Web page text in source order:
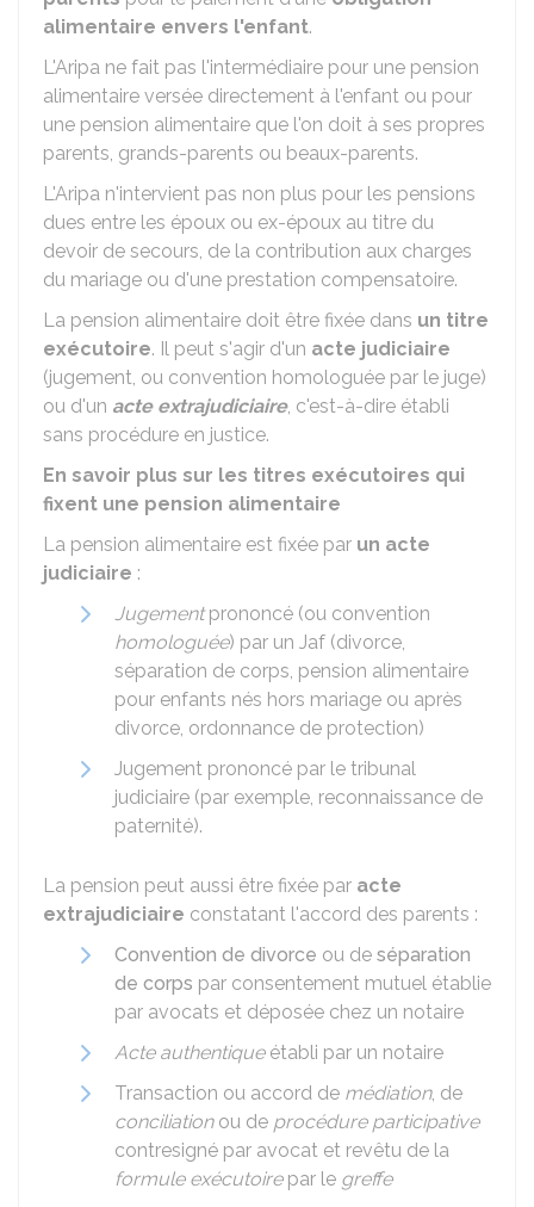
alimentaire envers l'enfant.
L'Aripa ne fait pas l'intermédiaire pour une pension
alimentaire versée directement à l'enfant ou pour
une pension alimentaire que l'on doit à ses propres
parents, grands-parents ou beaux-parents.
L'Aripa n'intervient pas non plus pour les pensions
dues entre les époux ou ex-époux au titre du
devoir de secours, de la contribution aux charges
du mariage ou d'une prestation compensatoire.
La pension alimentaire doit être fixée dans un titre
exécutoire. Il peut s'agir d'un acte judiciaire
(jugement, ou convention homologuée par le juge)
ou d'un acte extrajudiciaire, c'est-à-dire établi
sans procédure en justice.
En savoir plus sur les titres exécutoires qui
fixent une pension alimentaire
La pension alimentaire est fixée par un acte
judiciaire :
Jugementprononcé (ou convention
homologuée) par un Jaf (divorce,
séparation de corps, pension alimentaire
pour enfants nés hors mariage ou après
divorce, ordonnance de protection)
Jugement prononcé par le tribunal
judiciaire (par exemple, reconnaissance de
paternité).
La pension peut aussi être fixée par acte
extrajudiciaire constatant l'accord des parents :
Convention de divorce ou de séparation
de corps par consentement mutuel établie
par avocats et déposée chez un notaire
Acte authentiqueétabli par un notaire
Transaction ou accord de médiation, de
conciliationou de procédure participative
contresigné par avocat et revêtu de la
formule exécutoirepar le greffe